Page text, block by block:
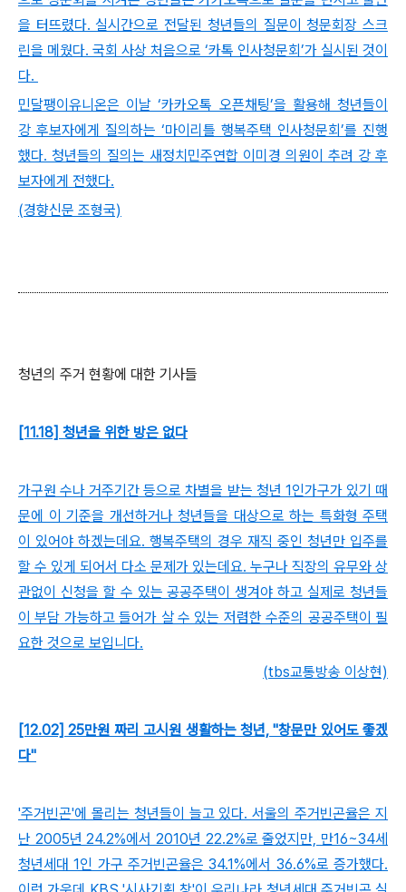
을 터뜨렸다. 실시간으로 전달된 청년들의 질문이 청문회장 스크
린을 메웠다. 국회 사상 처음으로 ‘카톡 인사청문회’가 실시된 것이
다.
민달팽이유니온은 이날 ‘카카오톡 오픈채팅’을 활용해 청년들이
강 후보자에게 질의하는 ‘마이리틀 행복주택 인사청문회’를 진행
했다. 청년들의 질의는 새정치민주연합 이미경 의원이 추려 강 후
보자에게 전했다.
(경향신문 조형국)
청년의 주거 현황에 대한 기사들
[11.18] 청년을 위한 방은 없다
가구원 수나 거주기간 등으로 차별을 받는 청년 1인가구가 있기 때
문에 이 기준을 개선하거나 청년들을 대상으로 하는 특화형 주택
이 있어야 하겠는데요. 행복주택의 경우 재직 중인 청년만 입주를
할 수 있게 되어서 다소 문제가 있는데요. 누구나 직장의 유무와 상
관없이 신청을 할 수 있는 공공주택이 생겨야 하고 실제로 청년들
이 부담 가능하고 들어가 살 수 있는 저렴한 수준의 공공주택이 필
요한 것으로 보입니다.
(tbs교통방송 이상현)
[12.02] 25만원 짜리 고시원 생활하는 청년, "창문만 있어도 좋겠
다"
'주거빈곤'에 몰리는 청년들이 늘고 있다. 서울의 주거빈곤율은 지
난 2005년 24.2%에서 2010년 22.2%로 줄었지만, 만16~34세
청년세대 1인 가구 주거빈곤율은 34.1%에서 36.6%로 증가했다.